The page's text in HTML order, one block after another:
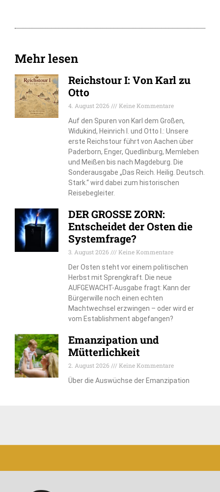
Mehr lesen
Reichstour I: Von Karl zu
Otto
4. August 2026
Keine Kommentare
Auf den Spuren von Karl dem Großen,
Widukind, Heinrich I. und Otto I.: Unsere
erste Reichstour führt von Aachen über
Paderborn, Enger, Quedlinburg, Memleben
und Meißen bis nach Magdeburg. Die
Sonderausgabe „Das Reich. Heilig. Deutsch.
Stark.“ wird dabei zum historischen
Reisebegleiter.
DER GROSSE ZORN:
Entscheidet der Osten die
Systemfrage?
3. August 2026
Keine Kommentare
Der Osten steht vor einem politischen
Herbst mit Sprengkraft. Die neue
AUFGEWACHT-Ausgabe fragt: Kann der
Bürgerwille noch einen echten
Machtwechsel erzwingen – oder wird er
vom Establishment abgefangen?
Emanzipation und
Mütterlichkeit
2. August 2026
Keine Kommentare
Über die Auswüchse der Emanzipation